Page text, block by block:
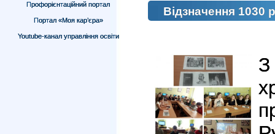
Профорієнтаційний портал
Портал «Моя кар’єра»
Youtube-канал управління освіти
Відзначення